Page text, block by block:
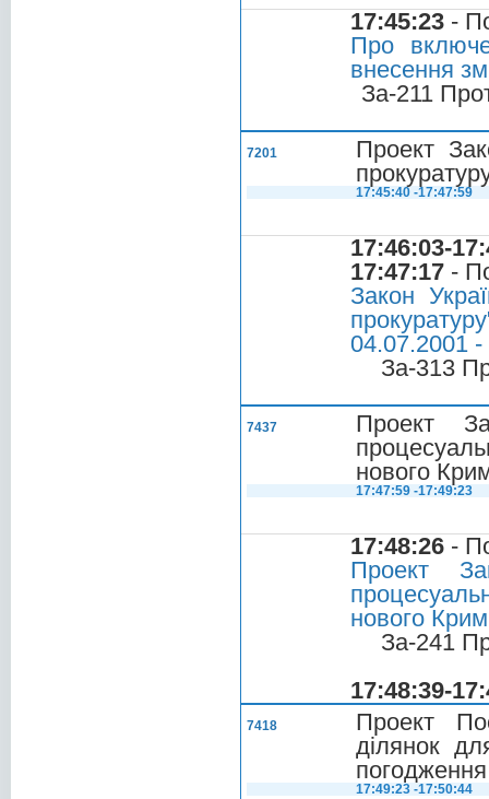
17:45:23 -
Про
внесення
За-211
7201
Проект
17:45:40 -17:47:59
17:46:03-
17:47:17 -
Закон
04.07.2001 -
За-313
7437
Проект
нового
17:47:59 -17:49:23
17:48:26 -
Проект
нового
За-241
17:48:39-
7418
Проект
ділянок
17:49:23 -17:50:44